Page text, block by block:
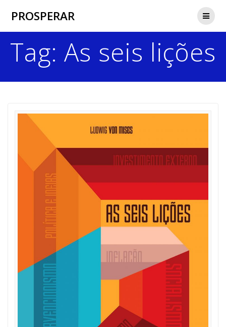
PROSPERAR
Tag:As seis lições